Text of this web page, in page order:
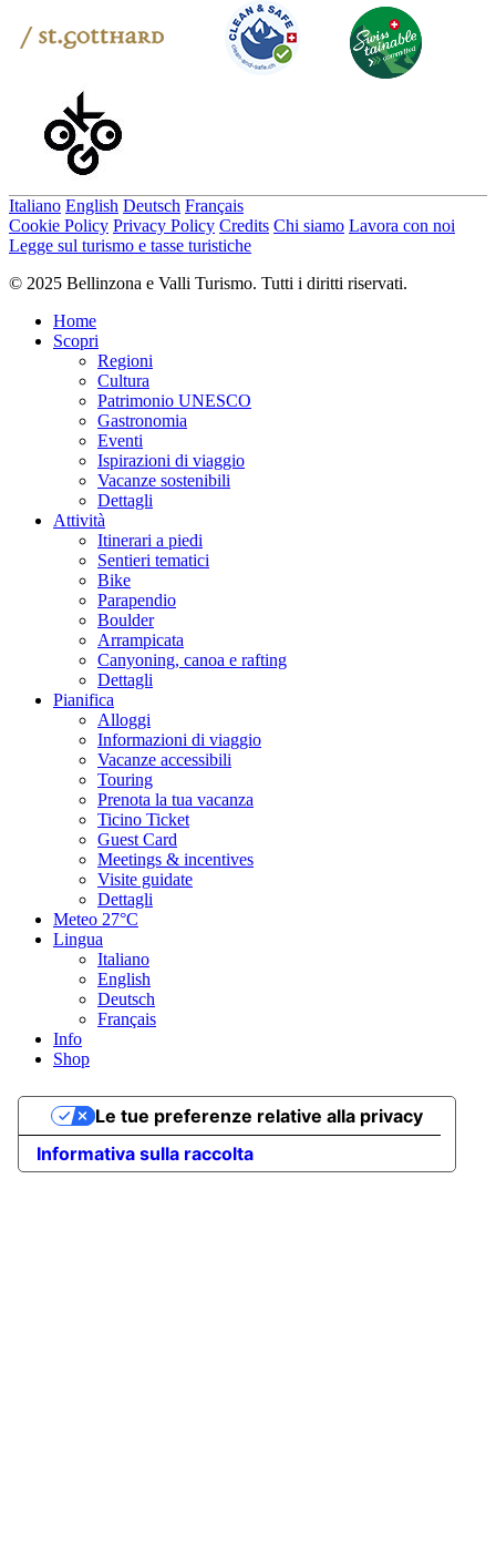
Italiano English Deutsch Français
Cookie Policy Privacy Policy Credits Chi siamo Lavora con noi
Legge sul turismo e tasse turistiche
© 2025 Bellinzona e Valli Turismo. Tutti i diritti riservati.
Home
Scopri
Regioni
Cultura
Patrimonio UNESCO
Gastronomia
Eventi
Ispirazioni di viaggio
Vacanze sostenibili
Dettagli
Attività
Itinerari a piedi
Sentieri tematici
Bike
Parapendio
Boulder
Arrampicata
Canyoning, canoa e rafting
Dettagli
Pianifica
Alloggi
Informazioni di viaggio
Vacanze accessibili
Touring
Prenota la tua vacanza
Ticino Ticket
Guest Card
Meetings & incentives
Visite guidate
Dettagli
Meteo 27°C
Lingua
Italiano
English
Deutsch
Français
Info
Shop
Informativa sulla raccolta
Le tue preferenze relative alla privacy